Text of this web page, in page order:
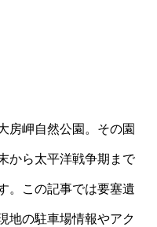
房岬自然公園。その園
から太平洋戦争期まで
。この記事では要塞遺
地の駐車場情報やアク